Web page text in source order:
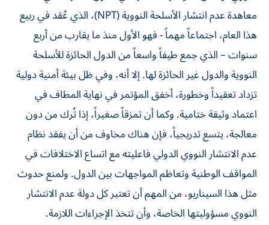
معاهدة عدم انتشار الأسلحة النووية (NPT)، الذي عُقد في ربيع
هذا العام، اجتماعاً مهماً - فهو الأول منذ ما يقارب من أربع
سنوات – الذي جمع طيفاً واسعاً من الدول الحائزة للأسلحة
النووية والدول غير الحائزة لها. إلا أنه، وفي ظل بيئة أمنية دولية
تزداد تعقيداً وخطورة، أخفق المؤتمر في نهاية المطاف في
اعتماد وثيقة ختامية. وكما أن تمزقاً صغيراً، إذا تُرك من دون
معالجة، يتسع تدريجياً، فإن هناك مخاوف من أن يفقد نظام
عدم الانتشار النووي الدولي فاعليته مع اتساع الاختلافات في
المواقف الوطنية وتعاظم المواجهات بين الدول. ولمنع حدوث
مثل هذا السيناريو، من المهم أن تعتبر كل دولة عدم الانتشار
النووي مسؤوليتها الخاصة، وأن تتخذ الإجراءات اللازمة.